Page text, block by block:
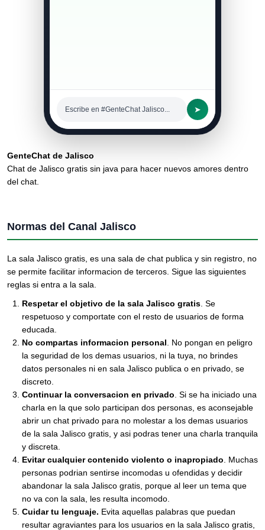
Escribe en #GenteChat Jalisco... ➤
GenteChat de Jalisco
Chat de Jalisco gratis sin java para hacer nuevos amores dentro
del chat.
Normas del Canal Jalisco
La sala Jalisco gratis, es una sala de chat publica y sin registro, no
se permite facilitar informacion de terceros. Sigue las siguientes
reglas si entra a la sala.
Respetar el objetivo de la sala Jalisco gratis . Se
respetuoso y comportate con el resto de usuarios de forma
educada.
No compartas informacion personal . No pongan en peligro
la seguridad de los demas usuarios, ni la tuya, no brindes
datos personales ni en sala Jalisco publica o en privado, se
discreto.
Continuar la conversacion en privado . Si se ha iniciado una
charla en la que solo participan dos personas, es aconsejable
abrir un chat privado para no molestar a los demas usuarios
de la sala Jalisco gratis, y asi podras tener una charla tranquila
y discreta.
Evitar cualquier contenido violento o inapropiado . Muchas
personas podrian sentirse incomodas u ofendidas y decidir
abandonar la sala Jalisco gratis, porque al leer un tema que
no va con la sala, les resulta incomodo.
Cuidar tu lenguaje. Evita aquellas palabras que puedan
resultar agraviantes para los usuarios en la sala Jalisco gratis,